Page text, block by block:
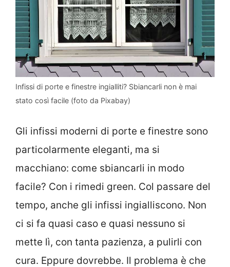
Infissi di porte e finestre ingialliti? Sbiancarli non è mai
stato così facile (foto da Pixabay)
Gli infissi moderni di porte e finestre sono
particolarmente eleganti, ma si
macchiano: come sbiancarli in modo
facile? Con i rimedi green. Col passare del
tempo, anche gli infissi ingialliscono. Non
ci si fa quasi caso e quasi nessuno si
mette lì, con tanta pazienza, a pulirli con
cura. Eppure dovrebbe. Il problema è che